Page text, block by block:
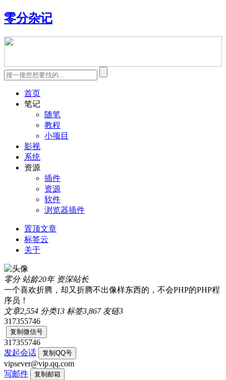
零分杂记
首页
笔记
随笔
教程
小项目
影视
系统
资源
插件
资源
软件
浏览器插件
置顶文章
标签云
关于
零分 站龄20年 资深站长
一个喜欢折腾，却又折腾不出像样东西的，不会PHP的PHP程
序员！
文章2,554 分类13 标签3,867 友链3
317355746
复制微信号
317355746
发起会话
复制QQ号
vipsever@vip.qq.com
写邮件
复制邮箱